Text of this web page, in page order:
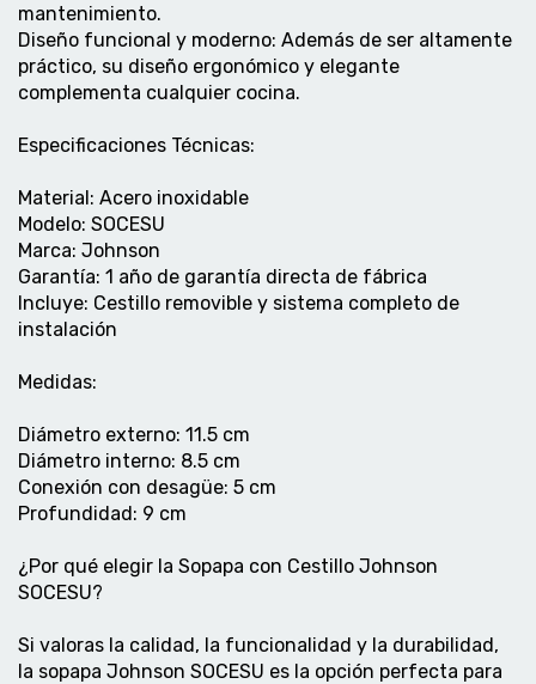
mantenimiento.
Diseño funcional y moderno: Además de ser altamente
práctico, su diseño ergonómico y elegante
complementa cualquier cocina.
Especificaciones Técnicas:
Material: Acero inoxidable
Modelo: SOCESU
Marca: Johnson
Garantía: 1 año de garantía directa de fábrica
Incluye: Cestillo removible y sistema completo de
instalación
Medidas:
Diámetro externo: 11.5 cm
Diámetro interno: 8.5 cm
Conexión con desagüe: 5 cm
Profundidad: 9 cm
¿Por qué elegir la Sopapa con Cestillo Johnson
SOCESU?
Si valoras la calidad, la funcionalidad y la durabilidad,
la sopapa Johnson SOCESU es la opción perfecta para